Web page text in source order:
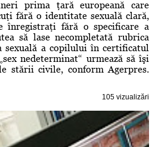
prima ţară europeană care
fără o identitate sexuală clară,
înregistraţi fără o specificare a
să lase necompletată rubrica
sexuală a copilului în certificatul
nedeterminat“ urmează să îşi
stării civile, conform Agerpres.
105 vizualizări